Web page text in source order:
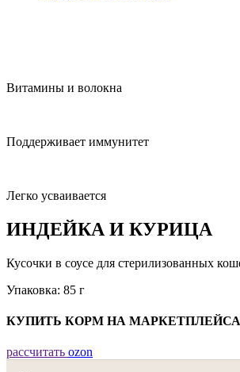
Витамины и волокна
Поддерживает иммунитет
Легко усваивается
ИНДЕЙКА И КУРИЦА
Кусочки в соусе для стерилизованных
Упаковка: 85 г
КУПИТЬ КОРМ НА
рассчитать ozon